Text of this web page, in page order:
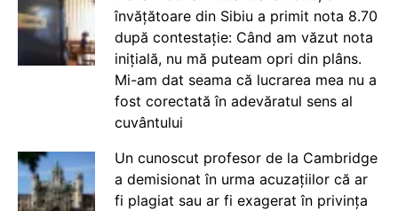
învățătoare din Sibiu a primit nota 8.70
după contestație: Când am văzut nota
inițială, nu mă puteam opri din plâns.
Mi-am dat seama că lucrarea mea nu a
fost corectată în adevăratul sens al
cuvântului
Un cunoscut profesor de la Cambridge
a demisionat în urma acuzațiilor că ar
fi plagiat sau ar fi exagerat în privința